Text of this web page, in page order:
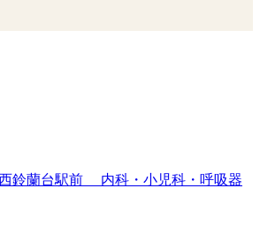
鈴蘭台駅前 内科・小児科・呼吸器